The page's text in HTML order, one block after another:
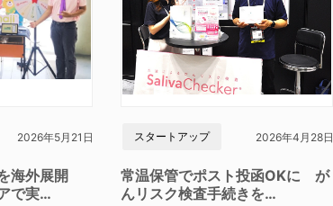
2026年5月21日
海外展開
で実…
スタートアップ 2026年4月28日
常温保管でポスト投函OKに が
んリスク検査手続きを…